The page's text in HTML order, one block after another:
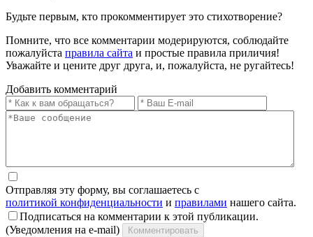
Будьте первым, кто прокомментирует это стихотворение?
Помните, что все комментарии модерируются, соблюдайте
пожалуйста правила сайта и простые правила приличия!
Уважайте и цените друг друга, и, пожалуйста, не ругайтесь!
Добавить комментарий
Отправляя эту форму, вы соглашаетесь с
политикой конфиденциальности и правилами нашего сайта.
Подписаться на комментарии к этой публикации.
(Уведомления на e-mail)
Комментировать